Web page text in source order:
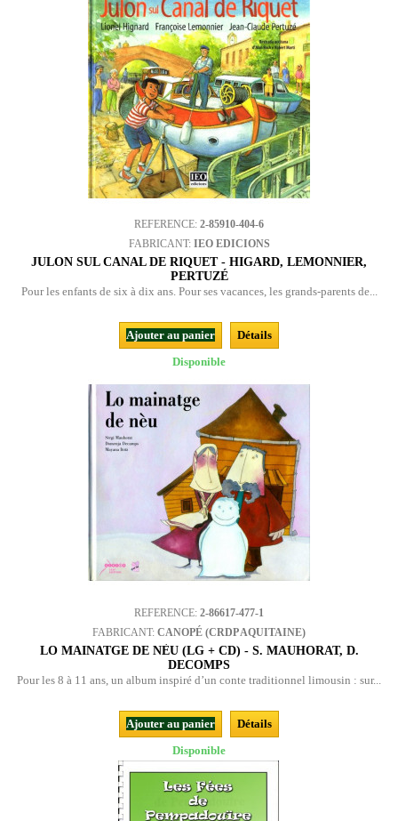
REFERENCE: 2-85910-404-6
FABRICANT: IEO EDICIONS
JULON SUL CANAL DE RIQUET - HIGARD, LEMONNIER,
PERTUZÉ
Pour les enfants de six à dix ans. Pour ses vacances, les grands-parents de...
Ajouter au panier
Détails
Disponible
REFERENCE: 2-86617-477-1
FABRICANT: CANOPÉ (CRDP AQUITAINE)
LO MAINATGE DE NÈU (LG + CD) - S. MAUHORAT, D.
DECOMPS
Pour les 8 à 11 ans, un album inspiré d’un conte traditionnel limousin : sur...
Ajouter au panier
Détails
Disponible